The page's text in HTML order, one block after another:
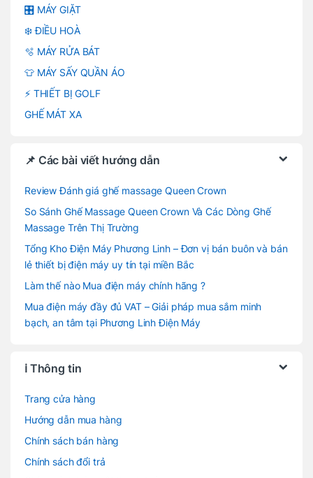
🎛️ MÁY GIẶT
❄️ ĐIỀU HOÀ
🫧 MÁY RỬA BÁT
👕 MÁY SẤY QUẦN ÁO
⚡ THIẾT BỊ GOLF
GHẾ MÁT XA
📌 Các bài viết hướng dẫn
Review Đánh giá ghế massage Queen Crown
So Sánh Ghế Massage Queen Crown Và Các Dòng Ghế
Massage Trên Thị Trường
Tổng Kho Điện Máy Phương Linh – Đơn vị bán buôn và bán
lẻ thiết bị điện máy uy tín tại miền Bắc
Làm thế nào Mua điện máy chính hãng ?
Mua điện máy đầy đủ VAT – Giải pháp mua sắm minh
bạch, an tâm tại Phương Linh Điện Máy
ℹ️ Thông tin
Trang cửa hàng
Hướng dẫn mua hàng
Chính sách bán hàng
Chính sách đổi trả